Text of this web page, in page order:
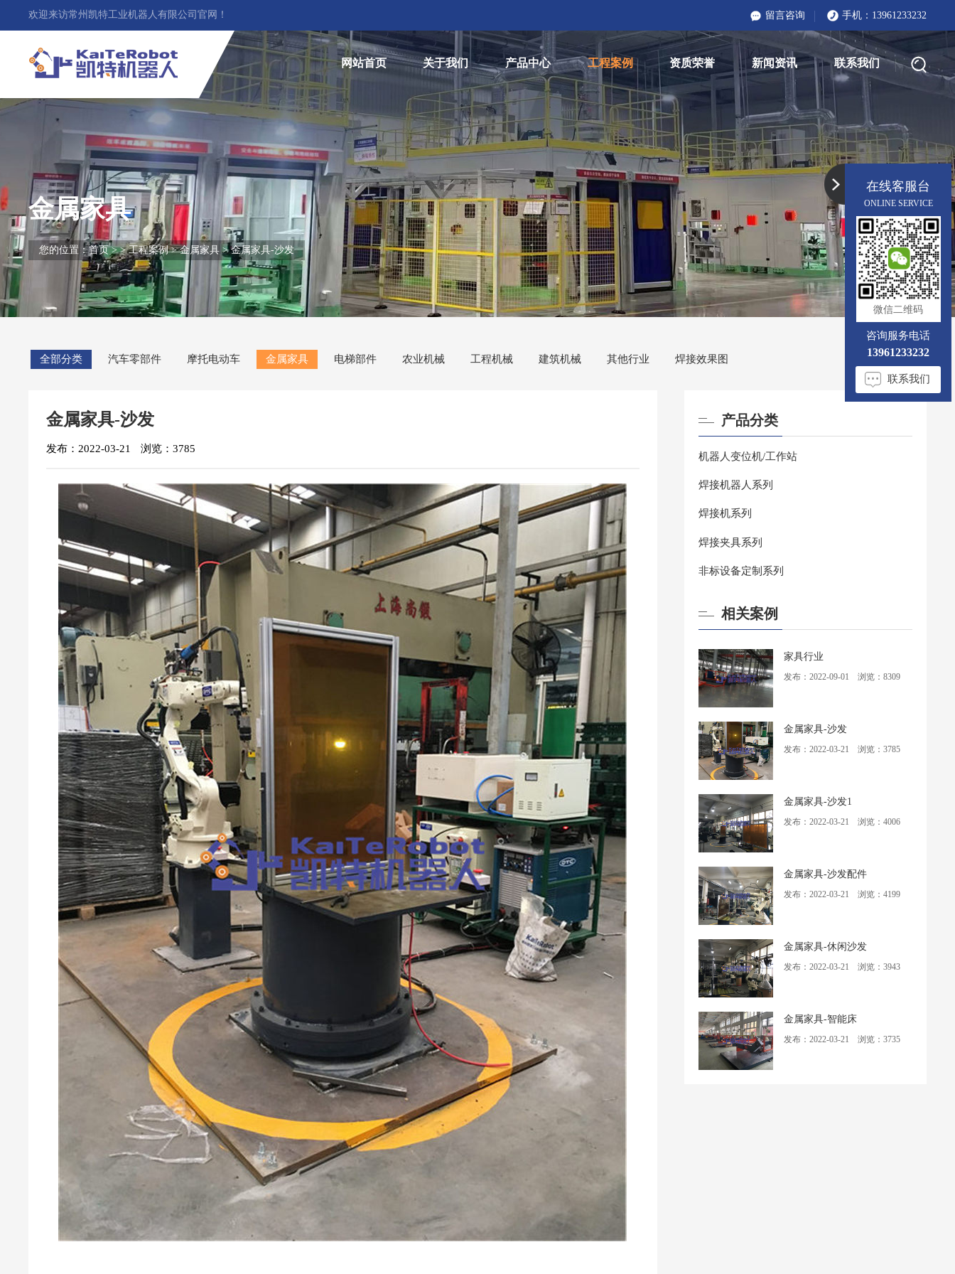
欢迎来访常州凯特工业机器人有限公司官网！ 留言咨询 手机： 13961233232
网站首页 关于我们 产品中心 工程案例 资质荣誉 新闻资讯 联系我们
金属家具
您的位置：首页> >工程案例>金属家具 > 金属家具-沙发
全部分类 汽车零部件 摩托电动车 金属家具 电梯部件 农业机械 工程机械 建筑机械 其他行业 焊接效果图
金属家具-沙发
发布：2022-03-21 浏览：3785
产品分类
机器人变位机/工作站
焊接机器人系列
焊接机系列
焊接夹具系列
非标设备定制系列
相关案例
家具行业
发布：2022-09-01 浏览：8309
金属家具-沙发
发布：2022-03-21 浏览：3785
金属家具-沙发1
发布：2022-03-21 浏览：4006
金属家具-沙发配件
发布：2022-03-21 浏览：4199
金属家具-休闲沙发
发布：2022-03-21 浏览：3943
金属家具-智能床
发布：2022-03-21 浏览：3735
在线客服台
ONLINE SERVICE
微信二维码
咨询服务电话
13961233232
联系我们